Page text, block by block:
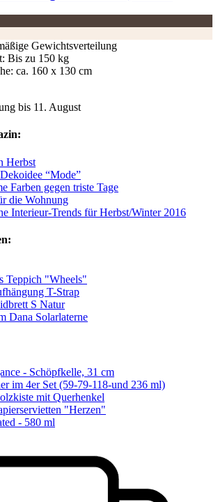
Gewichtsverteilung
Bis zu 150 kg
ca. 160 x 130 cm
bis 11. August
Herbst
“Mode”
Farben gegen triste Tage
die Wohnung
Interieur-Trends für Herbst/Winter 2016
Teppich "Wheels"
T-Strap
S Natur
Dana Solarlaterne
- Schöpfkelle, 31 cm
im 4er Set (59-79-118-und 236 ml)
mit Querhenkel
"Herzen"
- 580 ml